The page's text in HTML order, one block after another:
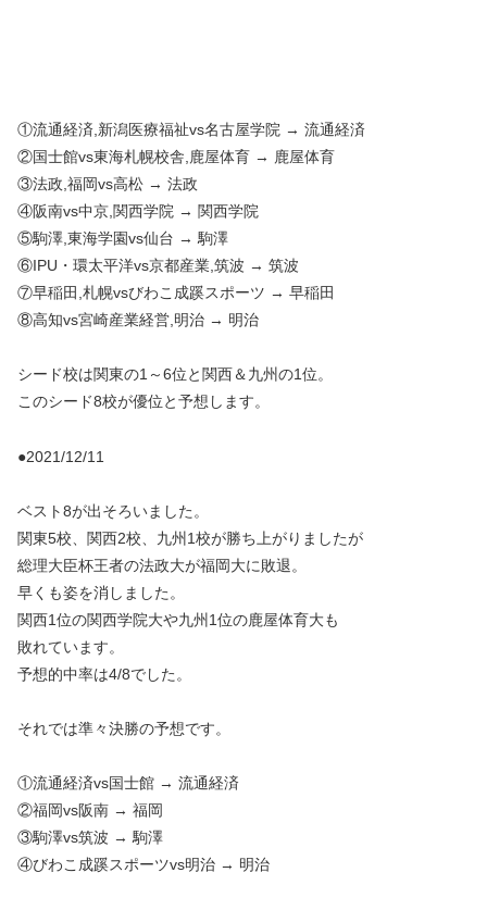
①流通経済,新潟医療福祉vs名古屋学院 → 流通経済
②国士館vs東海札幌校舎,鹿屋体育 → 鹿屋体育
③法政,福岡vs高松 → 法政
④阪南vs中京,関西学院 → 関西学院
⑤駒澤,東海学園vs仙台 → 駒澤
⑥IPU・環太平洋vs京都産業,筑波 → 筑波
⑦早稲田,札幌vsびわこ成蹊スポーツ → 早稲田
⑧高知vs宮崎産業経営,明治 → 明治
シード校は関東の1～6位と関西＆九州の1位。
このシード8校が優位と予想します。
●2021/12/11
ベスト8が出そろいました。
関東5校、関西2校、九州1校が勝ち上がりましたが
総理大臣杯王者の法政大が福岡大に敗退。
早くも姿を消しました。
関西1位の関西学院大や九州1位の鹿屋体育大も
敗れています。
予想的中率は4/8でした。
それでは準々決勝の予想です。
①流通経済vs国士館 → 流通経済
②福岡vs阪南 → 福岡
③駒澤vs筑波 → 駒澤
④びわこ成蹊スポーツvs明治 → 明治